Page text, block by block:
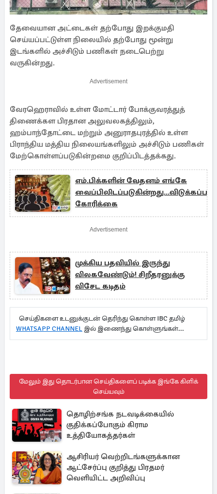
தேவையான அட்டைகள் தற்போது இறக்குமதி
செய்யப்பட்டுள்ள நிலையில் தற்போது மூன்று
இடங்களில் அச்சிடும் பணிகள் நடைபெற்று
வருகின்றது.
Advertisement
வேரஹெராவில் உள்ள மோட்டார் போக்குவரத்துத்
திணைக்கள பிரதான அலுவலகத்திலும்,
ஹம்பாந்தோட்டை மற்றும் அனுராதபுரத்தில் உள்ள
பிராந்திய மத்திய நிலையங்களிலும் அச்சிடும் பணிகள்
மேற்கொள்ளப்படுகின்றமை குறிப்பிடத்தக்கது.
எம்.பிக்களின் வேதனம் எங்கே
கோரிக்கை
Advertisement
முக்கிய பதவியில் இருந்து
விலகவேண்டும்! சிறீதரனுக்கு
விசேட கடிதம்
செய்திகளை உடனுக்குடன் தெரிந்து கொள்ள IBC தமிழ்
WHATSAPP CHANNEL இல் இணைந்து கொள்ளுங்கள்...
மேலும் இது தொடர்பான செய்திகளைப் படிக்க இங்கே கிளிக்
செய்யவும்
தொழிற்சங்க நடவடிக்கையில்
குதிக்கப்போகும் கிராம
உத்தியோகத்தர்கள்
ஆசிரியர் வெற்றிடங்களுக்கான
ஆட்சேர்ப்பு குறித்து பிரதமர்
வெளியிட்ட அறிவிப்பு